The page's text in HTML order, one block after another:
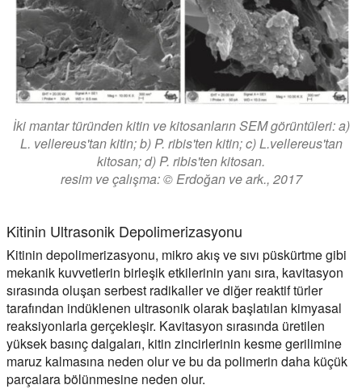
İki mantar türünden kitin ve kitosanların SEM görüntüleri: a)
L. vellereus'tan kitin; b) P. ribis'ten kitin; c) L.vellereus'tan
kitosan; d) P. ribis'ten kitosan.
resim ve çalışma: © Erdoğan ve ark., 2017
Kitinin Ultrasonik Depolimerizasyonu
Kitinin depolimerizasyonu, mikro akış ve sıvı püskürtme gibi
mekanik kuvvetlerin birleşik etkilerinin yanı sıra, kavitasyon
sırasında oluşan serbest radikaller ve diğer reaktif türler
tarafından indüklenen ultrasonik olarak başlatılan kimyasal
reaksiyonlarla gerçekleşir. Kavitasyon sırasında üretilen
yüksek basınç dalgaları, kitin zincirlerinin kesme gerilimine
maruz kalmasına neden olur ve bu da polimerin daha küçük
parçalara bölünmesine neden olur.